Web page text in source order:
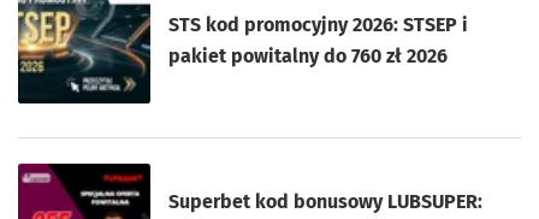
STS kod promocyjny 2026: STSEP i
pakiet powitalny do 760 zł 2026
Superbet kod bonusowy LUBSUPER: